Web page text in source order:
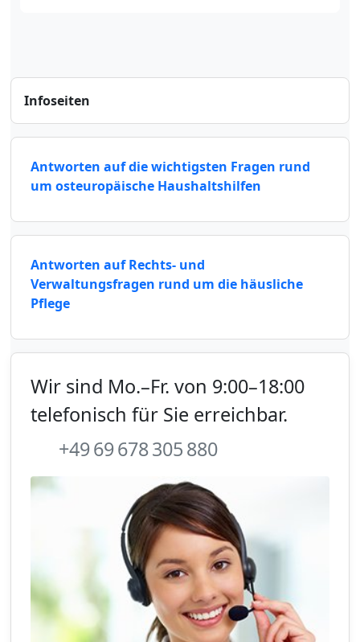
Infoseiten
Antworten auf die wichtigsten Fragen rund
um osteuropäische Haushaltshilfen
Antworten auf Rechts- und
Verwaltungsfragen rund um die häusliche
Pflege
Wir sind Mo.–Fr. von 9:00–18:00
telefonisch für Sie erreichbar.
+49 69 678 305 880